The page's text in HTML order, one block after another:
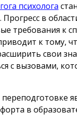
психолога
в
требования к
к тому,
свои
с вызовами,
в